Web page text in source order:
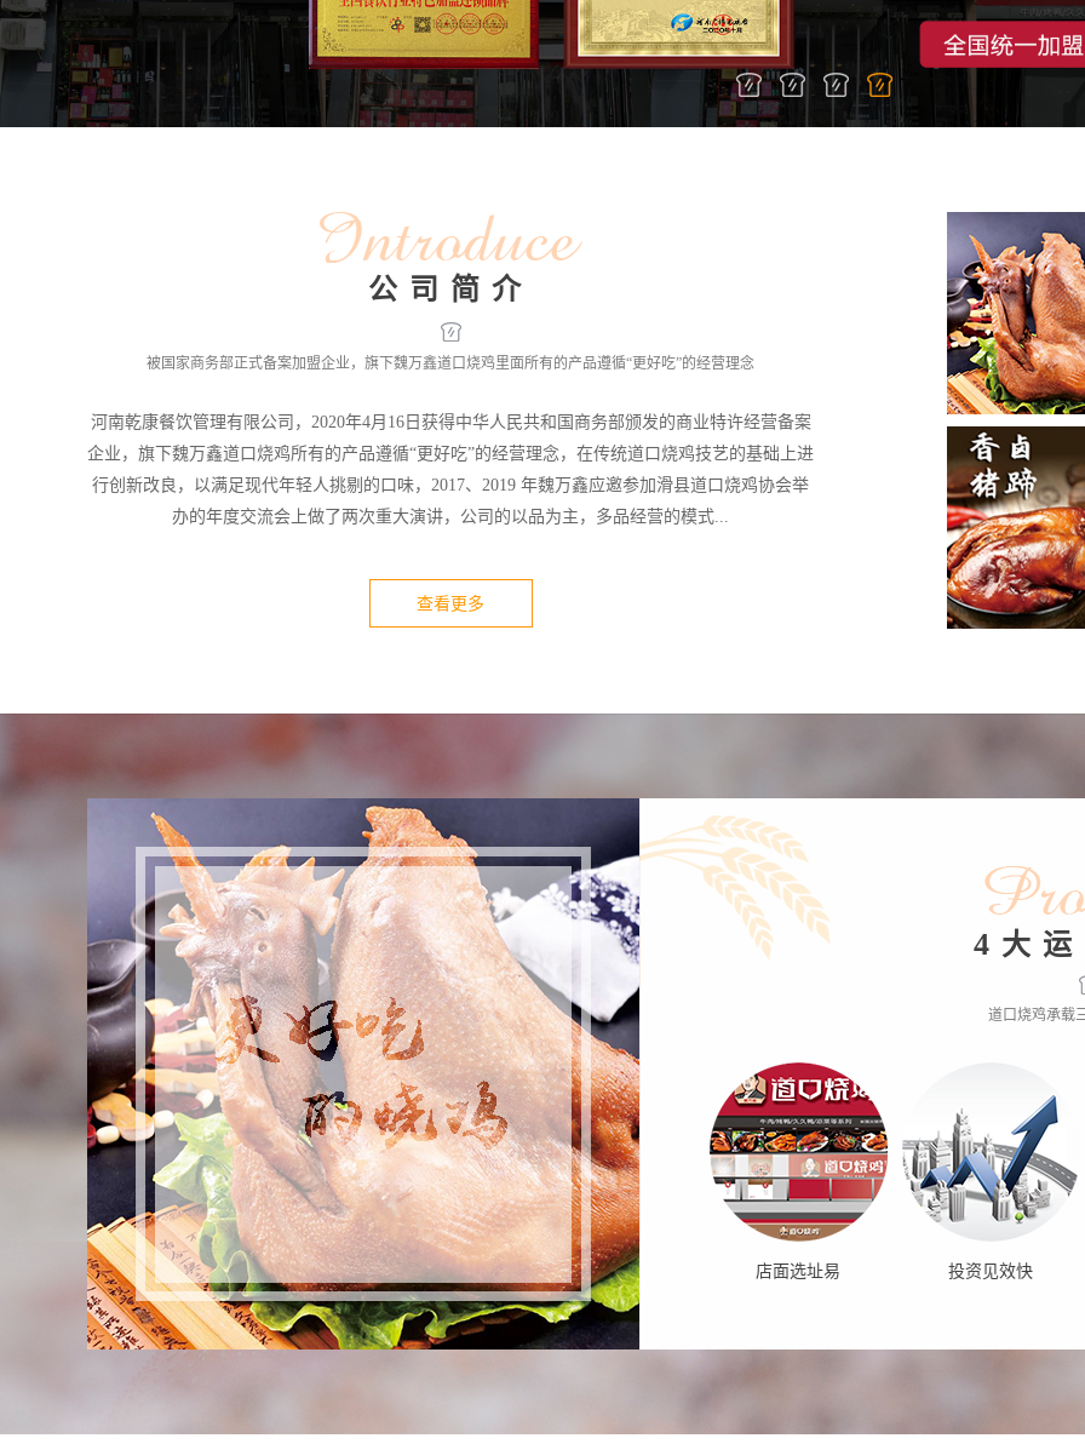
公司简介
被国家商务部正式备案加盟企业，旗下魏万鑫道口烧鸡里面所有的产品遵循“更好吃”的经营理念
河南乾康餐饮管理有限公司，2020年4月16日获得中华人民共和国商务部颁发的商业特许经营备案
企业，旗下魏万鑫道口烧鸡所有的产品遵循“更好吃”的经营理念，在传统道口烧鸡技艺的基础上进
行创新改良，以满足现代年轻人挑剔的口味，2017、2019 年魏万鑫应邀参加滑县道口烧鸡协会举
办的年度交流会上做了两次重大演讲，公司的以品为主，多品经营的模式...
查看更多
4 大
道口烧鸡承载
店面选址易 投资见效快